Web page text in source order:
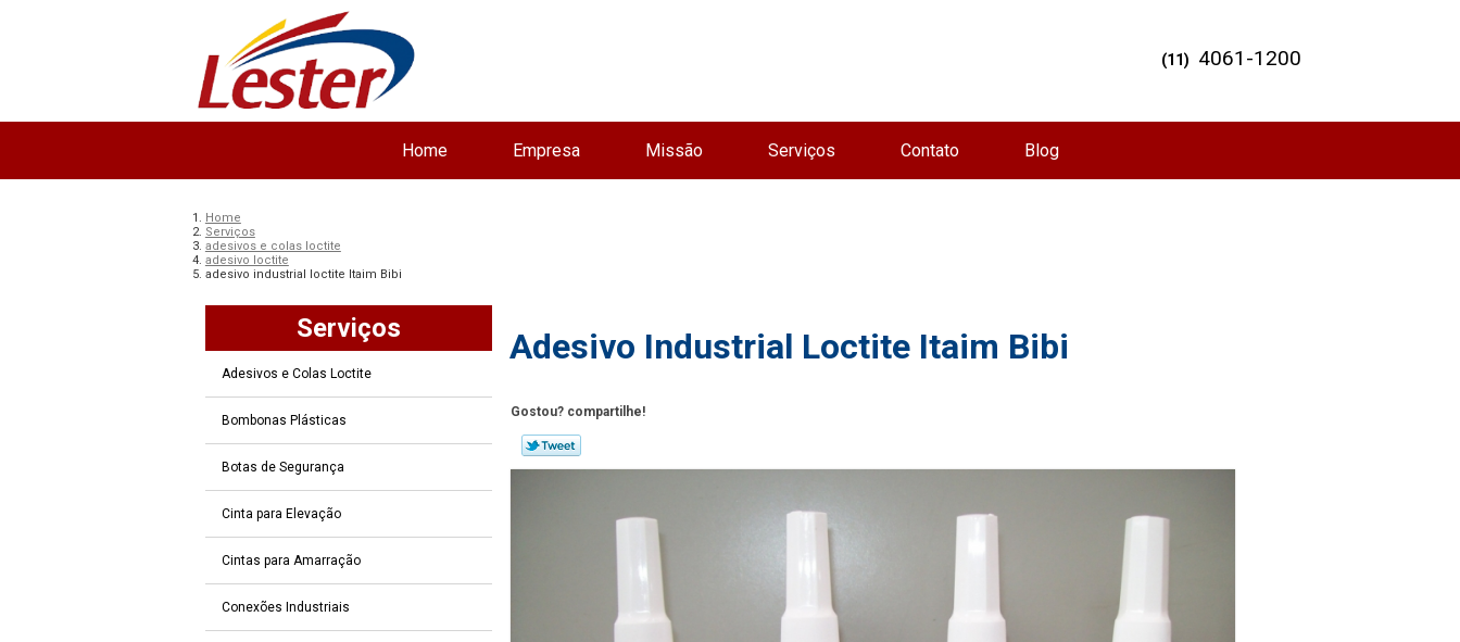
Home Empresa Missão Serviços Contato Blog
(11) 4061-1200
Home
Serviços
adesivos e colas loctite
adesivo loctite
adesivo industrial loctite Itaim Bibi
Serviços
Adesivos e Colas Loctite
Bombonas Plásticas
Botas de Segurança
Cinta para Elevação
Cintas para Amarração
Conexões Industriais
Adesivo Industrial Loctite Itaim Bibi
Gostou? compartilhe!